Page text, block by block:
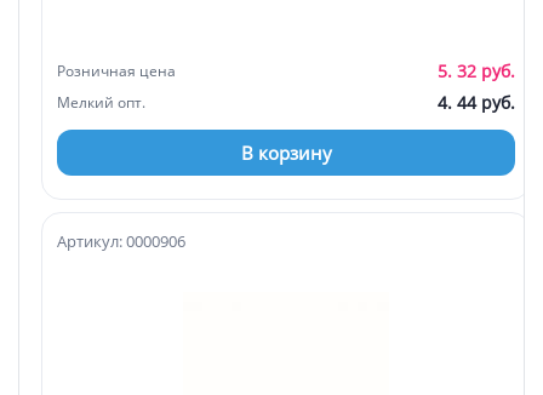
Розничная цена 5. 32 руб.
Мелкий опт. 4. 44 руб.
В корзину
Артикул: 0000906